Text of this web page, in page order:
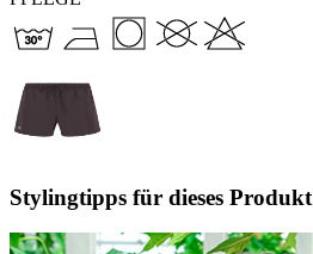
Stylingtipps für dieses Produkt